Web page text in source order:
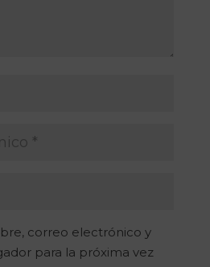
correo electrónico y
para la próxima vez